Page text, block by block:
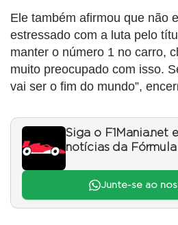
Ele também afirmou que não
estressado com a luta pelo
manter o número 1 no carro,
muito preocupado com isso.
vai ser o fim do mundo”,
Siga o F1Mania.net
notícias da
Junte-se ao